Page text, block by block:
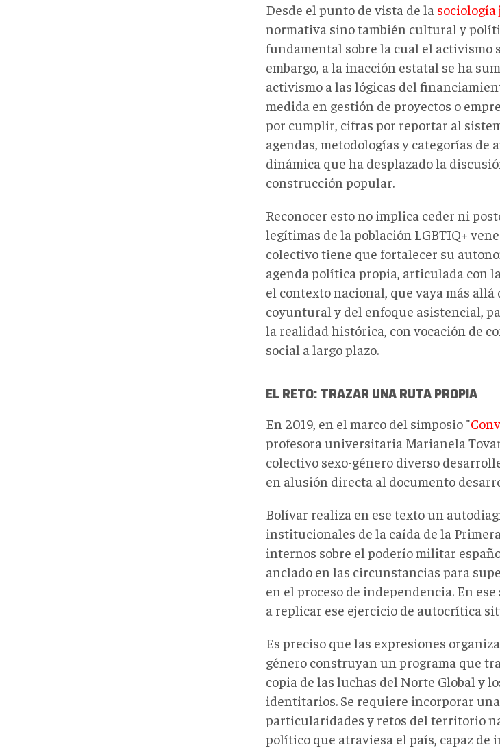
Desde el punto de vista de la
normativa sino también cultural y
fundamental sobre la cual el activismo
embargo, a la inacción estatal se ha
activismo a las lógicas del
medida en gestión de proyectos o
por cumplir, cifras por reportar al
agendas, metodologías y categorías de
dinámica que ha desplazado la
construcción popular.
Reconocer esto no implica ceder ni
legítimas de la población LGBTIQ+
colectivo tiene que fortalecer su
agenda política propia, articulada con
el contexto nacional, que vaya más
coyuntural y del enfoque asistencial,
la realidad histórica, con vocación de
social a largo plazo.
EL RETO: TRAZAR UNA RUTA PROPIA
En 2019, en el marco del simposio "
profesora universitaria Marianela
colectivo sexo-género diverso
en alusión directa al documento
Bolívar realiza en ese texto un
institucionales de la caída de la
internos sobre el poderío militar
anclado en las circunstancias para
en el proceso de independencia. En
a replicar ese ejercicio de autocrítica
Es preciso que las expresiones
género construyan un programa que
copia de las luchas del Norte Global y
identitarios. Se requiere incorporar
particularidades y retos del territorio
político que atraviesa el país, capaz